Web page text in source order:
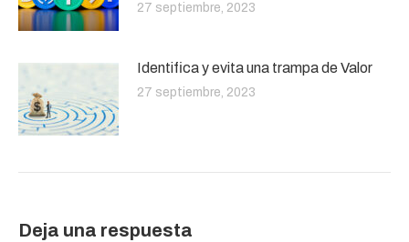
27 septiembre, 2023
Identifica y evita una trampa de Valor
27 septiembre, 2023
Deja una respuesta